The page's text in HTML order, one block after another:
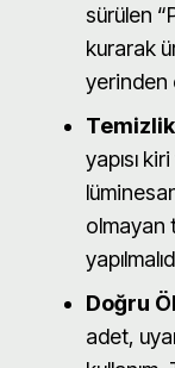
sürülen
kurarak
yerinden
yapısı
olmayan
Doğru
adet,